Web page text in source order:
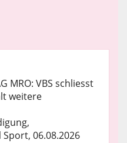
MRO: VBS schliesst
weitere
06.08.2026